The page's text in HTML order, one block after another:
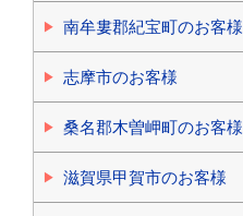
南牟婁郡紀宝町のお客様
志摩市のお客様
桑名郡木曽岬町のお客様
滋賀県甲賀市のお客様